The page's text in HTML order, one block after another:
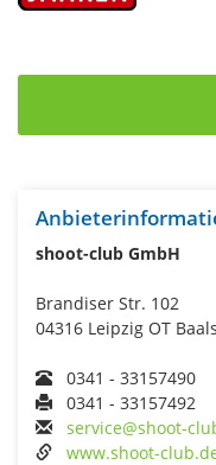
shoot-club GmbH
Brandiser Str. 102
04316 Leipzig OT
0341 - 33157490
0341 - 33157492
service@shoot-
www.shoot-